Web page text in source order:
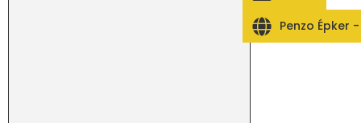
Penzo Épker